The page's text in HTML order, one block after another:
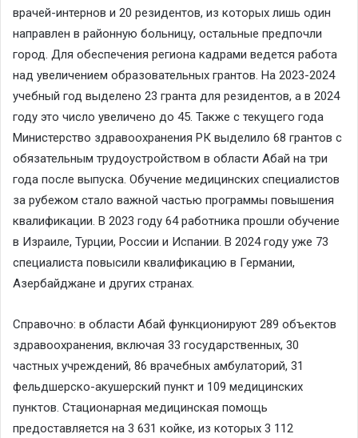
врачей-интернов и 20 резидентов, из которых лишь один
направлен в районную больницу, остальные предпочли
город. Для обеспечения региона кадрами ведется работа
над увеличением образовательных грантов. На 2023-2024
учебный год выделено 23 гранта для резидентов, а в 2024
году это число увеличено до 45. Также с текущего года
Министерство здравоохранения РК выделило 68 грантов с
обязательным трудоустройством в области Абай на три
года после выпуска. Обучение медицинских специалистов
за рубежом стало важной частью программы повышения
квалификации. В 2023 году 64 работника прошли обучение
в Израиле, Турции, России и Испании. В 2024 году уже 73
специалиста повысили квалификацию в Германии,
Азербайджане и других странах.
Справочно: в области Абай функционируют 289 объектов
здравоохранения, включая 33 государственных, 30
частных учреждений, 86 врачебных амбулаторий, 31
фельдшерско-акушерский пункт и 109 медицинских
пунктов. Стационарная медицинская помощь
предоставляется на 3 631 койке, из которых 3 112